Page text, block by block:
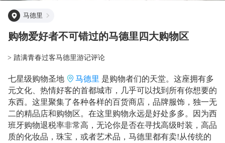
马德里
购物爱好者不可错过的马德里四大购物区
> 踏满青春过客马德里游记评论
七星级购物圣地 马德里 是购物者们的天堂。这座拥有多
元文化、热情好客的首都城市，几乎可以找到所有你想要的
东西。这里聚集了各种各样的百货商店，品牌服饰，独一无
二的精品店和购物区。在这里购物永远是好处多多。因为西
班牙购物退税率非常高，无论你是否在寻找高级时装，高品
质的化妆品，珠宝，或者艺术品，马德里都有卖!从传统的